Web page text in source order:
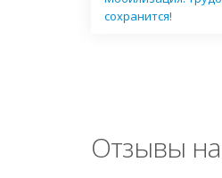
сохранится!
Отзывы